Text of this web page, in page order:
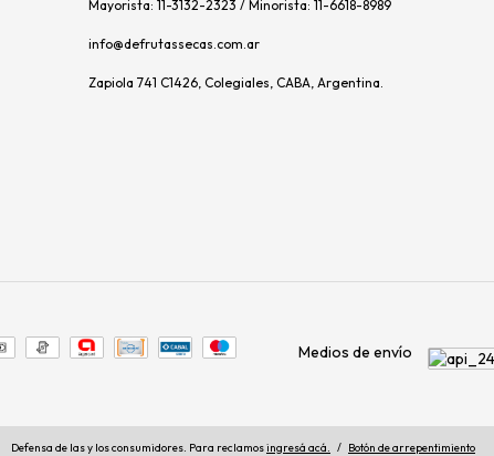
Mayorista: 11-3132-2323 / Minorista: 11-6618-8989
info@defrutassecas.com.ar
Zapiola 741 C1426, Colegiales, CABA, Argentina.
Medios de envío
Defensa de las y los consumidores. Para reclamosingresá acá. / Botón de arrepentimiento